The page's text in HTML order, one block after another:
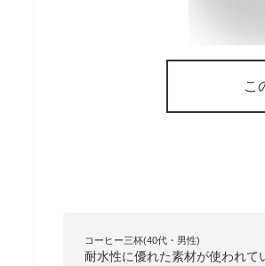
こ
コーヒー三杯(40代・男性)
耐水性に優れた素材が使われ